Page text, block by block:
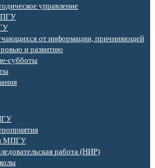
управление
от информации, причиняющей
и развитию
МПГУ
работа (НИР)